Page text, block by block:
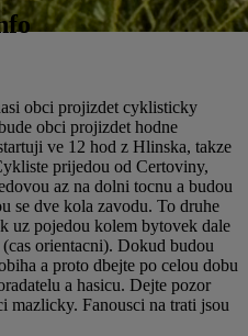
obci projizdet cyklisticky
obci projizdet hodne
ve 12 hod z Hlinska, takze
prijedou od Certoviny,
az na dolni tocnu a budou
se dve kola zavodu. To druhe
uz pojedou kolem bytovek dale
orientacni). Dokud budou
a proto dbejte po celou dobu
a hasicu. Dejte pozor
mazlicky. Fanousci na trati jsou